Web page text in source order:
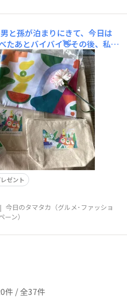
と孫が泊まりにきて、今日は
たあとバイバイ👋その後、私一
マタカヘ🚶🏻‍♀️ 11時半頃着いた
ティオは空いていて並ばずにカ
た💕 そして東館にてプレゼン
ぁ、こんなにい
ゼント
| 今日のタマタカ（グルメ･ファッショ
ン）
件 / 全37件